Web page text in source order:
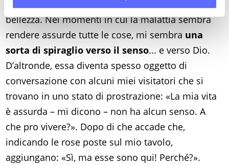
nulla, e si offre alla contemplazione in tutta la sua
bellezza. Nei momenti in cui la malattia sembra
rendere assurde tutte le cose, mi sembra una
sorta di spiraglio verso il senso... e verso Dio.
D’altronde, essa diventa spesso oggetto di
conversazione con alcuni miei visitatori che si
trovano in uno stato di prostrazione: «La mia vita
è assurda – mi dicono – non ha alcun senso. A
che pro vivere?». Dopo di che accade che,
indicando le rose poste sul mio tavolo,
aggiungano: «Sì, ma esse sono qui! Perché?».